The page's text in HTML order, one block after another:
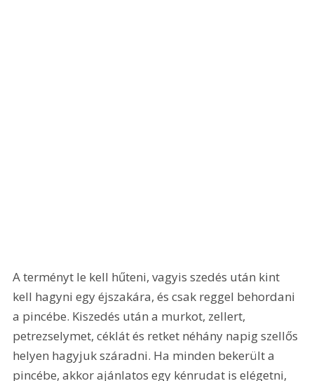
A terményt le kell hűteni, vagyis szedés után kint
kell hagyni egy éjszakára, és csak reggel behordani
a pincébe. Kiszedés után a murkot, zellert,
petrezselymet, céklát és retket néhány napig szellős
helyen hagyjuk száradni. Ha minden bekerült a
pincébe, akkor ajánlatos egy kénrudat is elégetni,